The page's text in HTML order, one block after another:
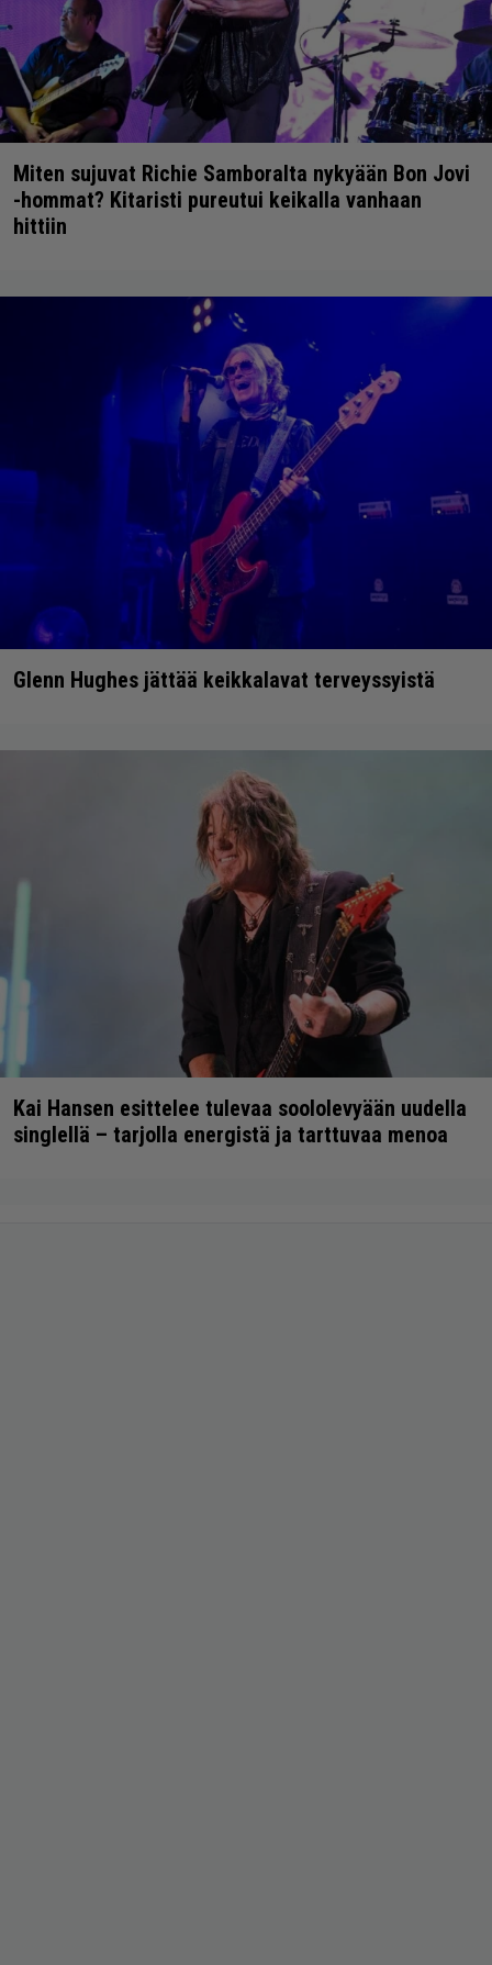
Miten sujuvat Richie Samboralta nykyään Bon Jovi
-hommat? Kitaristi pureutui keikalla vanhaan
hittiin
Glenn Hughes jättää keikkalavat terveyssyistä
Kai Hansen esittelee tulevaa soololevyään uudella
singlellä – tarjolla energistä ja tarttuvaa menoa